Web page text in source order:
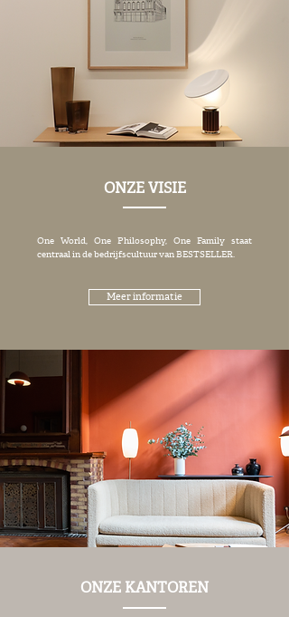
ONZE VISIE
One World, One Philosophy, One Family staat
centraal in de bedrijfscultuur van BESTSELLER.
Meer informatie
ONZE KANTOREN